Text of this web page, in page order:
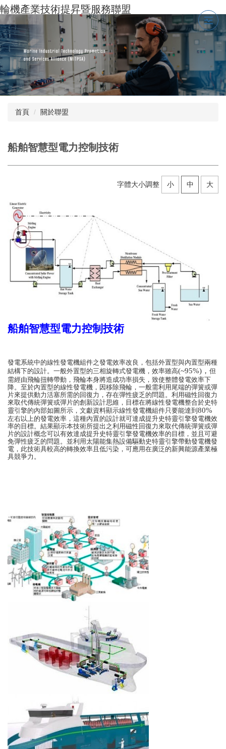
跳
到
主
要
內
容
區
輪機產業技術提昇暨服務聯盟
首頁 關於聯盟
船舶智慧型電力控制技術
字體大小調整 小 中 大
船舶智慧型電力控制技術
發電系統中的線性發電機組件之發電效率改良，包括外置型與內置型兩種
結構下的設計。一般外置型的三相旋轉式發電機，效率雖高(~95%) ， 但
需經由飛輪扭轉帶動，飛輪本身將造成功率損失，致使整體發電效率下
降。至於內置型的線性發電機，因移除飛輪，一般需利用尾端的彈簧或彈
片來提供動力活塞所需的回復力，存在彈性疲乏的問題。利用磁性回復力
來取代傳統彈簧或彈片的創新設計思維，目標在將線性發電機整合於史特
靈引擎的內部如圖所示，文獻資料顯示線性發電機組件只要能達到 80%
左右以上的發電效率，這種內置的設計就可達成提升史特靈引擎發電機效
率的目標。結果顯示本技術所提出之利用磁性回復力來取代傳統彈簧或彈
片的設計概念可以有效達成提升史特靈引擎發電機效率的目標，並且可避
免彈性疲乏的問題。並利用太陽能集熱設備驅動史特靈引擎帶動發電機發
電，此技術具較高的轉換效率且低污染，可應用在廣泛的新興能源產業極
具競爭力。